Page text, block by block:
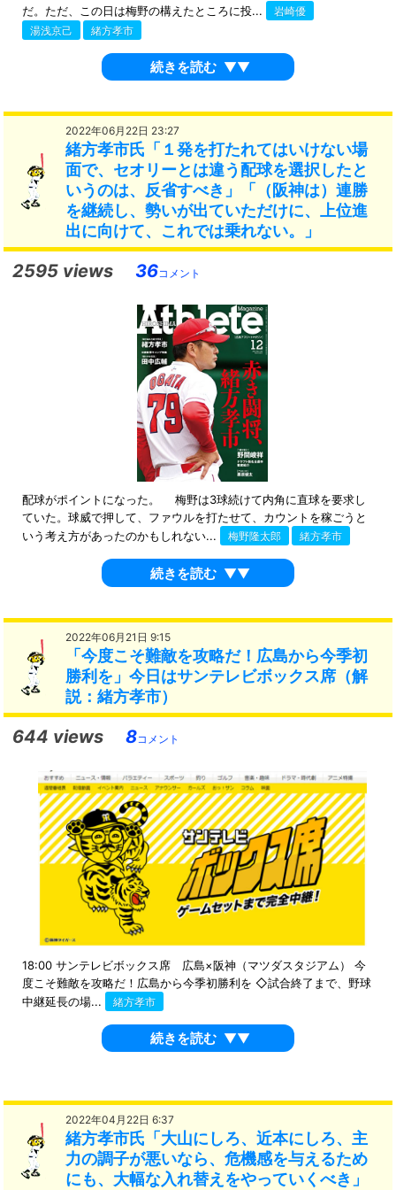
だ。ただ、この日は梅野の構えたところに投...
岩崎優
湯浅京己
緒方孝市
続きを読む ▼▼
2022年06月22日 23:27
緒方孝市氏「１発を打たれてはいけない場
面で、セオリーとは違う配球を選択したと
いうのは、反省すべき」「（阪神は）連勝
を継続し、勢いが出ていただけに、上位進
出に向けて、これでは乗れない。」
2595 views 36コメント
配球がポイントになった。 梅野は3球続けて内角に直球を要求し
ていた。球威で押して、ファウルを打たせて、カウントを稼ごうと
いう考え方があったのかもしれない...
梅野隆太郎 緒方孝市
続きを読む ▼▼
2022年06月21日 9:15
「今度こそ難敵を攻略だ！広島から今季初
勝利を」今日はサンテレビボックス席（解
説：緒方孝市）
644 views 8コメント
18:00 サンテレビボックス席 広島×阪神（マツダスタジアム） 今
度こそ難敵を攻略だ！広島から今季初勝利を ◇試合終了まで、野球
中継延長の場...
緒方孝市
続きを読む ▼▼
2022年04月22日 6:37
緒方孝市氏「大山にしろ、近本にしろ、主
力の調子が悪いなら、危機感を与えるため
にも、大幅な入れ替えをやっていくべき」